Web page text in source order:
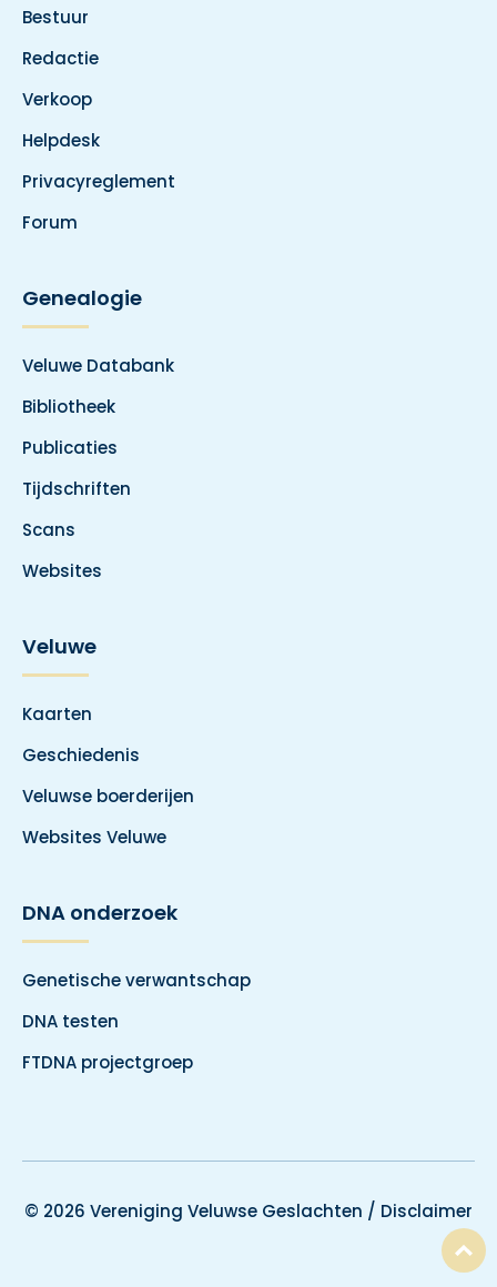
Bestuur
Redactie
Verkoop
Helpdesk
Privacyreglement
Forum
Genealogie
Veluwe Databank
Bibliotheek
Publicaties
Tijdschriften
Scans
Websites
Veluwe
Kaarten
Geschiedenis
Veluwse boerderijen
Websites Veluwe
DNA onderzoek
Genetische verwantschap
DNA testen
FTDNA projectgroep
© 2026 Vereniging Veluwse Geslachten / Disclaimer